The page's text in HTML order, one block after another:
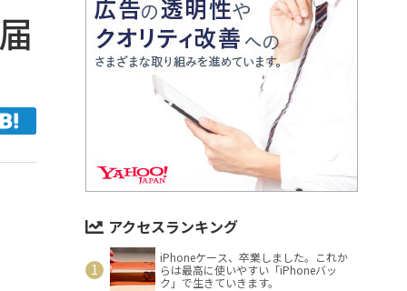
アクセスランキング
iPhoneケース、卒業しました。これか
らは最高に使いやすい「iPhoneバッ
ク」で生きていきます。